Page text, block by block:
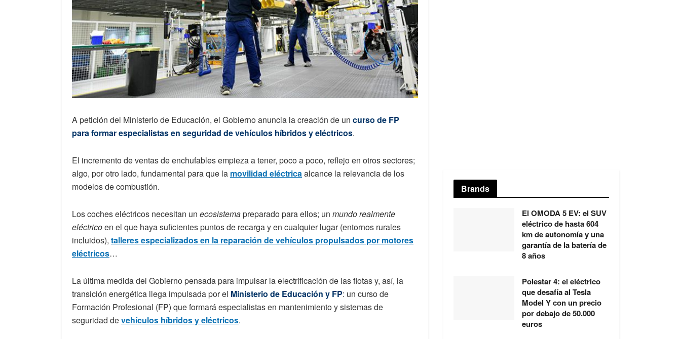
A petición del Ministerio de Educación, el Gobierno anuncia la creación de un curso de FP
para formar especialistas en seguridad de vehículos híbridos y eléctricos.
El incremento de ventas de enchufables empieza a tener, poco a poco, reflejo en otros sectores;
algo, por otro lado, fundamental para que la movilidad eléctricaalcance la relevancia de los
modelos de combustión.
Los coches eléctricos necesitan un ecosistemapreparado para ellos; un mundo realmente
eléctricoen el que haya suficientes puntos de recarga y en cualquier lugar (entornos rurales
incluidos), talleres especializados en la reparación de vehículos propulsados por motores
eléctricos…
La última medida del Gobierno pensada para impulsar la electrificación de las flotas y, así, la
transición energética llega impulsada por el Ministerio de Educación y FP: un curso de
Formación Profesional (FP) que formará especialistas en mantenimiento y sistemas de
seguridad devehículos híbridos y eléctricos.
Brands
El OMODA 5 EV: el SUV
eléctrico de hasta 604
km de autonomía y una
garantía de la batería de
8 años
Polestar 4: el eléctrico
que desafía al Tesla
Model Y con un precio
por debajo de 50.000
euros